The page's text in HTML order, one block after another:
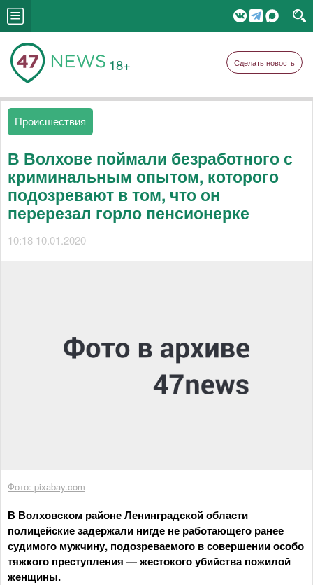
18+ Сделать новость
Происшествия
В Волхове поймали безработного с
криминальным опытом, которого
подозревают в том, что он
перерезал горло пенсионерке
10:18 10.01.2020
Фото: pixabay.com
В Волховском районе Ленинградской области
полицейские задержали нигде не работающего ранее
судимого мужчину, подозреваемого в совершении особо
тяжкого преступления — жестокого убийства пожилой
женщины.